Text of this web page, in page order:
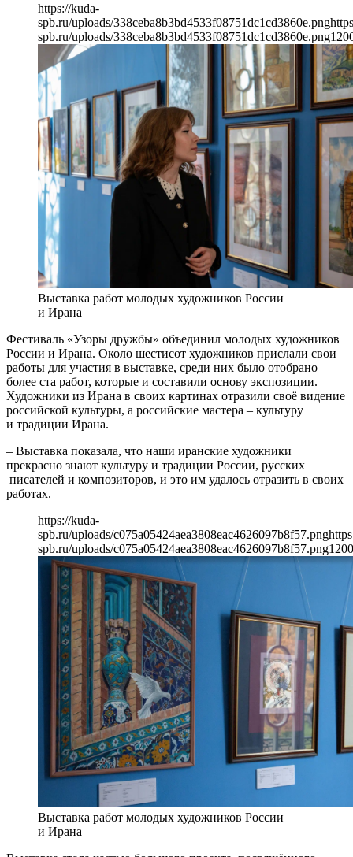
https://kuda-
spb.ru/uploads/338ceba8b3bd4533f08751dc1cd3860e.png
spb.ru/uploads/338ceba8b3bd4533f08751dc1cd3860e.png
Выставка работ молодых художников России
и Ирана
Фестиваль «Узоры дружбы» объединил молодых художников
России и Ирана. Около шестисот художников прислали свои
работы для участия в выставке, среди них было отобрано
более ста работ, которые и составили основу экспозиции.
Художники из Ирана в своих картинах отразили своё видение
российской культуры, а российские мастера – культуру
и традиции Ирана.
– Выставка показала, что наши иранские художники
прекрасно знают культуру и традиции России, русских
писателей и композиторов, и это им удалось отразить в своих
работах.
https://kuda-
spb.ru/uploads/c075a05424aea3808eac4626097b8f57.png
spb.ru/uploads/c075a05424aea3808eac4626097b8f57.png1200
Выставка работ молодых художников России
и Ирана